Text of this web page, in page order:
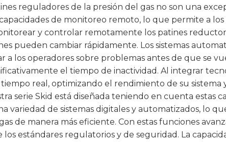
reguladores de la presión del gas no son una
de monitoreo remoto, lo que permite a
y controlar remotamente los patines
pueden cambiar rápidamente. Los sistemas
a los operadores sobre problemas antes de que se
el tiempo de inactividad. Al integrar
real, optimizando el rendimiento de su sistema
serie Skid está diseñada teniendo en cuenta
variedad de sistemas digitales y automatizados, lo
de manera más eficiente. Con estas funciones
estándares regulatorios y de seguridad. La